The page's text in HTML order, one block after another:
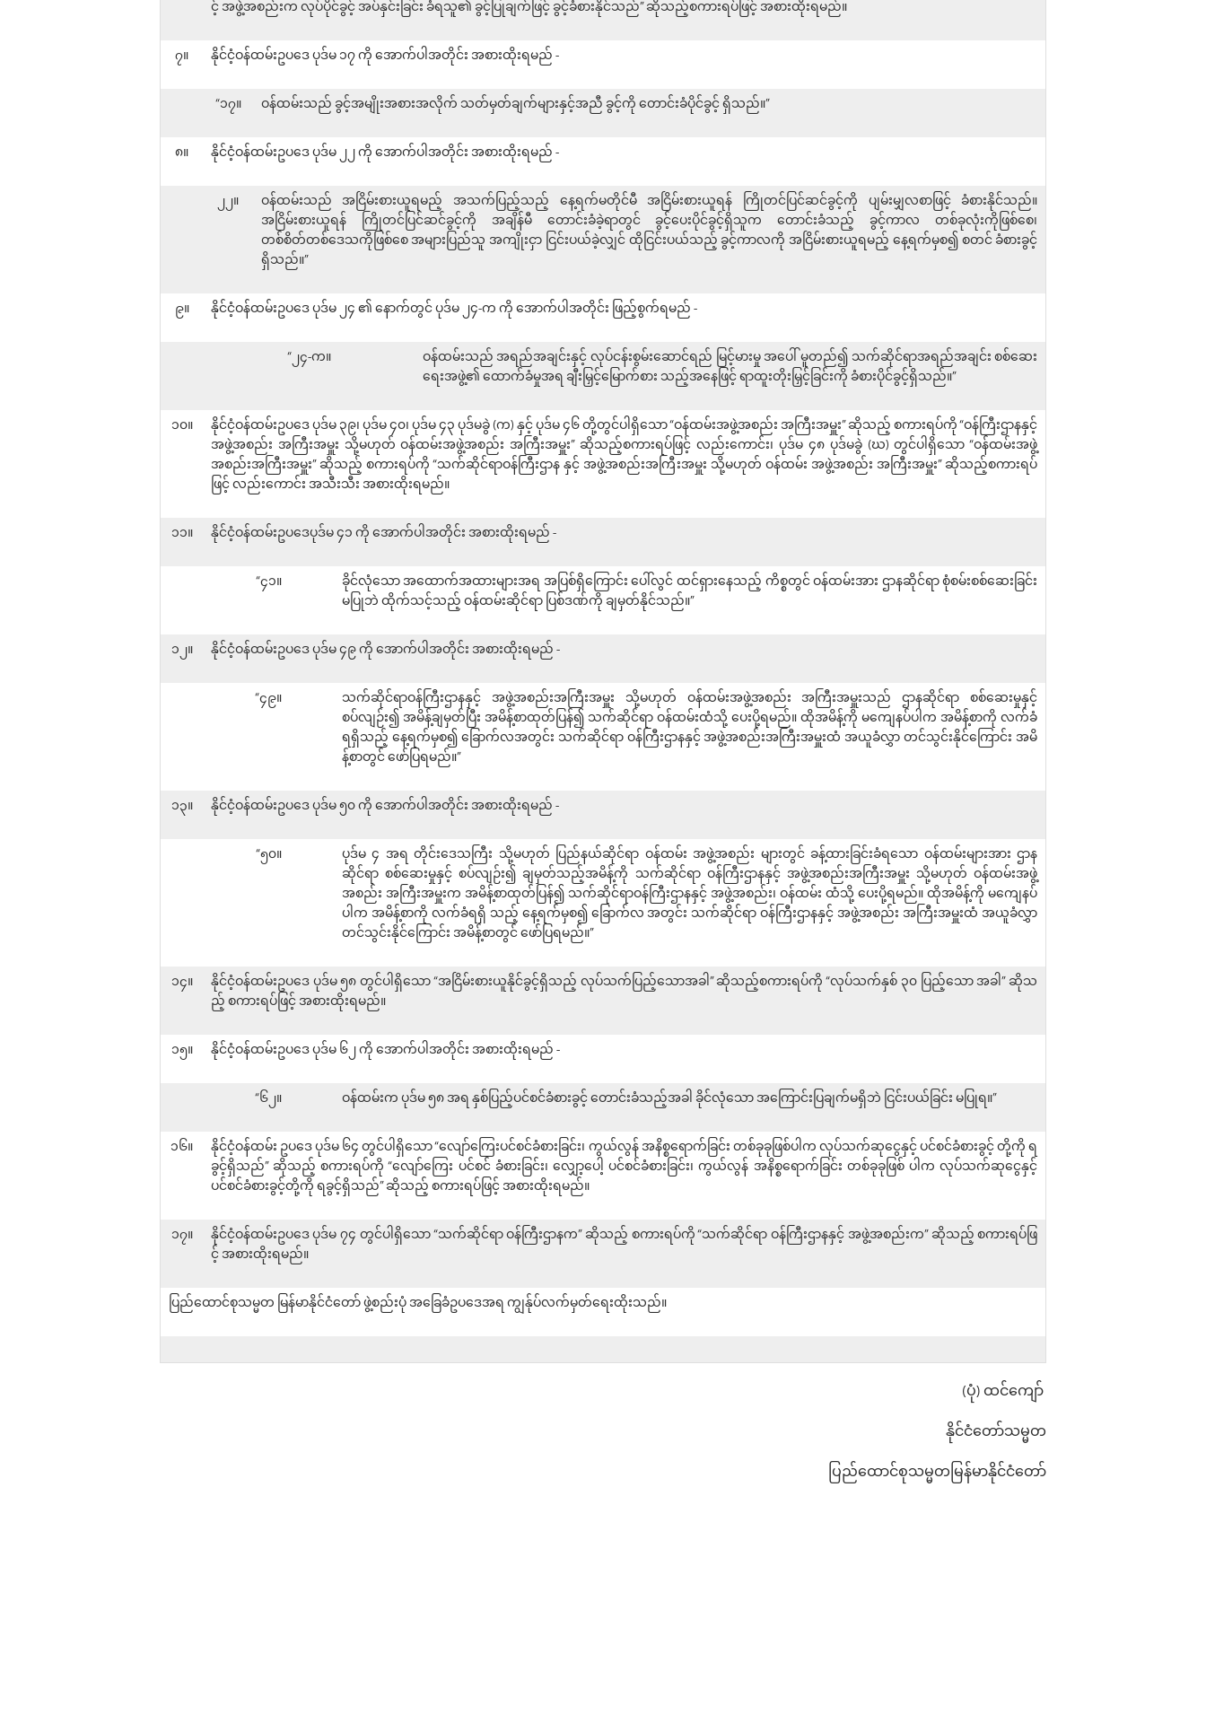
င့် အဖွဲ့အစည်းက လုပ်ပိုင်ခွင့် အပ်နှင်းခြင်း ခံရသူ၏ ခွင့်ပြုချက်ဖြင့် ခွင့်ခံစားနိုင်သည်” ဆိုသည့်စကားရပ်ဖြင့် အစားထိုးရမည်။
၇။ နိုင်ငံ့ဝန်ထမ်းဥပဒေ ပုဒ်မ ၁၇ ကို အောက်ပါအတိုင်း အစားထိုးရမည် -
“၁၇။ ဝန်ထမ်းသည် ခွင့်အမျိုးအစားအလိုက် သတ်မှတ်ချက်များနှင့်အညီ ခွင့်ကို တောင်းခံပိုင်ခွင့် ရှိသည်။”
၈။ နိုင်ငံ့ဝန်ထမ်းဥပဒေ ပုဒ်မ ၂၂ ကို အောက်ပါအတိုင်း အစားထိုးရမည် -
၂၂။
ဝန်ထမ်းသည် အငြိမ်းစားယူရမည့် အသက်ပြည့်သည့် နေ့ရက်မတိုင်မီ အငြိမ်းစားယူရန် ကြိုတင်ပြင်ဆင်ခွင့်ကို ပျမ်းမျှလစာဖြင့် ခံစားနိုင်သည်။
အငြိမ်းစားယူရန် ကြိုတင်ပြင်ဆင်ခွင့်ကို အချိန်မီ တောင်းခံခဲ့ရာတွင် ခွင့်ပေးပိုင်ခွင့်ရှိသူက တောင်းခံသည့် ခွင့်ကာလ တစ်ခုလုံးကိုဖြစ်စေ၊
တစ်စိတ်တစ်ဒေသကိုဖြစ်စေ အများပြည်သူ အကျိုးငှာ ငြင်းပယ်ခဲ့လျှင် ထိုငြင်းပယ်သည့် ခွင့်ကာလကို အငြိမ်းစားယူရမည့် နေ့ရက်မှစ၍ စတင် ခံစားခွင့်
ရှိသည်။”
၉။ နိုင်ငံ့ဝန်ထမ်းဥပဒေ ပုဒ်မ ၂၄ ၏ နောက်တွင် ပုဒ်မ ၂၄-က ကို အောက်ပါအတိုင်း ဖြည့်စွက်ရမည် -
“၂၄-က။
ဝန်ထမ်းသည် အရည်အချင်းနှင့် လုပ်ငန်းစွမ်းဆောင်ရည် မြင့်မားမှု အပေါ် မူတည်၍ သက်ဆိုင်ရာအရည်အချင်း စစ်ဆေး
ရေးအဖွဲ့၏ ထောက်ခံမှုအရ ချီးမြှင့်မြောက်စား သည့်အနေဖြင့် ရာထူးတိုးမြှင့်ခြင်းကို ခံစားပိုင်ခွင့်ရှိသည်။”
၁၀။
နိုင်ငံ့ဝန်ထမ်းဥပဒေ ပုဒ်မ ၃၉၊ ပုဒ်မ ၄၀၊ ပုဒ်မ ၄၃ ပုဒ်မခွဲ (က) နှင့် ပုဒ်မ ၄၆ တို့တွင်ပါရှိသော “ဝန်ထမ်းအဖွဲ့အစည်း အကြီးအမှူး” ဆိုသည့် စကားရပ်ကို “ဝန်ကြီးဌာနနှင့်
အဖွဲ့အစည်း အကြီးအမှူး သို့မဟုတ် ဝန်ထမ်းအဖွဲ့အစည်း အကြီးအမှူး” ဆိုသည့်စကားရပ်ဖြင့် လည်းကောင်း၊ ပုဒ်မ ၄၈ ပုဒ်မခွဲ (ဃ) တွင်ပါရှိသော “ဝန်ထမ်းအဖွဲ့
အစည်းအကြီးအမှူး” ဆိုသည့် စကားရပ်ကို “သက်ဆိုင်ရာဝန်ကြီးဌာန နှင့် အဖွဲ့အစည်းအကြီးအမှူး သို့မဟုတ် ဝန်ထမ်း အဖွဲ့အစည်း အကြီးအမှူး” ဆိုသည့်စကားရပ်
ဖြင့် လည်းကောင်း အသီးသီး အစားထိုးရမည်။
၁၁။ နိုင်ငံ့ဝန်ထမ်းဥပဒေပုဒ်မ ၄၁ ကို အောက်ပါအတိုင်း အစားထိုးရမည် -
“၄၁။
ခိုင်လုံသော အထောက်အထားများအရ အပြစ်ရှိကြောင်း ပေါ်လွင် ထင်ရှားနေသည့် ကိစ္စတွင် ဝန်ထမ်းအား ဌာနဆိုင်ရာ စုံစမ်းစစ်ဆေးခြင်း
မပြုဘဲ ထိုက်သင့်သည့် ဝန်ထမ်းဆိုင်ရာ ပြစ်ဒဏ်ကို ချမှတ်နိုင်သည်။”
၁၂။ နိုင်ငံ့ဝန်ထမ်းဥပဒေ ပုဒ်မ ၄၉ ကို အောက်ပါအတိုင်း အစားထိုးရမည် -
“၄၉။
သက်ဆိုင်ရာဝန်ကြီးဌာနနှင့် အဖွဲ့အစည်းအကြီးအမှူး သို့မဟုတ် ဝန်ထမ်းအဖွဲ့အစည်း အကြီးအမှူးသည် ဌာနဆိုင်ရာ စစ်ဆေးမှုနှင့်
စပ်လျဉ်း၍ အမိန့်ချမှတ်ပြီး အမိန့်စာထုတ်ပြန်၍ သက်ဆိုင်ရာ ဝန်ထမ်းထံသို့ ပေးပို့ရမည်။ ထိုအမိန့်ကို မကျေနပ်ပါက အမိန့်စာကို လက်ခံ
ရရှိသည့် နေ့ရက်မှစ၍ ခြောက်လအတွင်း သက်ဆိုင်ရာ ဝန်ကြီးဌာနနှင့် အဖွဲ့အစည်းအကြီးအမှူးထံ အယူခံလွှာ တင်သွင်းနိုင်ကြောင်း အမိ
န့်စာတွင် ဖော်ပြရမည်။”
၁၃။ နိုင်ငံ့ဝန်ထမ်းဥပဒေ ပုဒ်မ ၅၀ ကို အောက်ပါအတိုင်း အစားထိုးရမည် -
“၅၀။
ပုဒ်မ ၄ အရ တိုင်းဒေသကြီး သို့မဟုတ် ပြည်နယ်ဆိုင်ရာ ဝန်ထမ်း အဖွဲ့အစည်း များတွင် ခန့်ထားခြင်းခံရသော ဝန်ထမ်းများအား ဌာန
ဆိုင်ရာ စစ်ဆေးမှုနှင့် စပ်လျဉ်း၍ ချမှတ်သည့်အမိန့်ကို သက်ဆိုင်ရာ ဝန်ကြီးဌာနနှင့် အဖွဲ့အစည်းအကြီးအမှူး သို့မဟုတ် ဝန်ထမ်းအဖွဲ့
အစည်း အကြီးအမှူးက အမိန့်စာထုတ်ပြန်၍ သက်ဆိုင်ရာဝန်ကြီးဌာနနှင့် အဖွဲ့အစည်း၊ ဝန်ထမ်း ထံသို့ ပေးပို့ရမည်။ ထိုအမိန့်ကို မကျေနပ်
ပါက အမိန့်စာကို လက်ခံရရှိ သည့် နေ့ရက်မှစ၍ ခြောက်လ အတွင်း သက်ဆိုင်ရာ ဝန်ကြီးဌာနနှင့် အဖွဲ့အစည်း အကြီးအမှူးထံ အယူခံလွှာ
တင်သွင်းနိုင်ကြောင်း အမိန့်စာတွင် ဖော်ပြရမည်။”
၁၄။
နိုင်ငံ့ဝန်ထမ်းဥပဒေ ပုဒ်မ ၅၈ တွင်ပါရှိသော “အငြိမ်းစားယူနိုင်ခွင့်ရှိသည့် လုပ်သက်ပြည့်သောအခါ” ဆိုသည့်စကားရပ်ကို “လုပ်သက်နှစ် ၃၀ ပြည့်သော အခါ” ဆိုသ
ည့် စကားရပ်ဖြင့် အစားထိုးရမည်။
၁၅။ နိုင်ငံ့ဝန်ထမ်းဥပဒေ ပုဒ်မ ၆၂ ကို အောက်ပါအတိုင်း အစားထိုးရမည် -
“၆၂။ ဝန်ထမ်းက ပုဒ်မ ၅၈ အရ နှစ်ပြည့်ပင်စင်ခံစားခွင့် တောင်းခံသည့်အခါ ခိုင်လုံသော အကြောင်းပြချက်မရှိဘဲ ငြင်းပယ်ခြင်း မပြုရ။”
၁၆။
နိုင်ငံ့ဝန်ထမ်း ဥပဒေ ပုဒ်မ ၆၄ တွင်ပါရှိသော “လျော်ကြေးပင်စင်ခံစားခြင်း၊ ကွယ်လွန် အနိစ္စရောက်ခြင်း တစ်ခုခုဖြစ်ပါက လုပ်သက်ဆုငွေနှင့် ပင်စင်ခံစားခွင့် တို့ကို ရ
ခွင့်ရှိသည်” ဆိုသည့် စကားရပ်ကို “လျော်ကြေး ပင်စင် ခံစားခြင်း၊ လျှော့ပေါ့ ပင်စင်ခံစားခြင်း၊ ကွယ်လွန် အနိစ္စရောက်ခြင်း တစ်ခုခုဖြစ် ပါက လုပ်သက်ဆုငွေနှင့်
ပင်စင်ခံစားခွင့်တို့ကို ရခွင့်ရှိသည်” ဆိုသည့် စကားရပ်ဖြင့် အစားထိုးရမည်။
၁၇။
နိုင်ငံ့ဝန်ထမ်းဥပဒေ ပုဒ်မ ၇၄ တွင်ပါရှိသော “သက်ဆိုင်ရာ ဝန်ကြီးဌာနက” ဆိုသည့် စကားရပ်ကို “သက်ဆိုင်ရာ ဝန်ကြီးဌာနနှင့် အဖွဲ့အစည်းက” ဆိုသည့် စကားရပ်ဖြ
င့် အစားထိုးရမည်။
ပြည်ထောင်စုသမ္မတ မြန်မာနိုင်ငံတော် ဖွဲ့စည်းပုံ အခြေခံဥပဒေအရ ကျွန်ုပ်လက်မှတ်ရေးထိုးသည်။
(ပုံ) ထင်ကျော်
နိုင်ငံတော်သမ္မတ
ပြည်ထောင်စုသမ္မတမြန်မာနိုင်ငံတော်